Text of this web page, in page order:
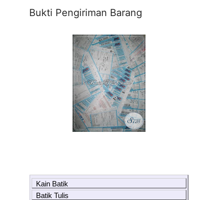
Bukti Pengiriman Barang
Kain Batik
Batik Tulis